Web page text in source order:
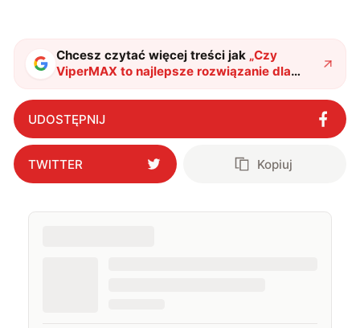
Chcesz czytać więcej treści jak „Czy
ViperMAX to najlepsze rozwiązanie dla
miłośników dźwięku? Sprawdź sam!"?
UDOSTĘPNIJ
TWITTER Kopiuj